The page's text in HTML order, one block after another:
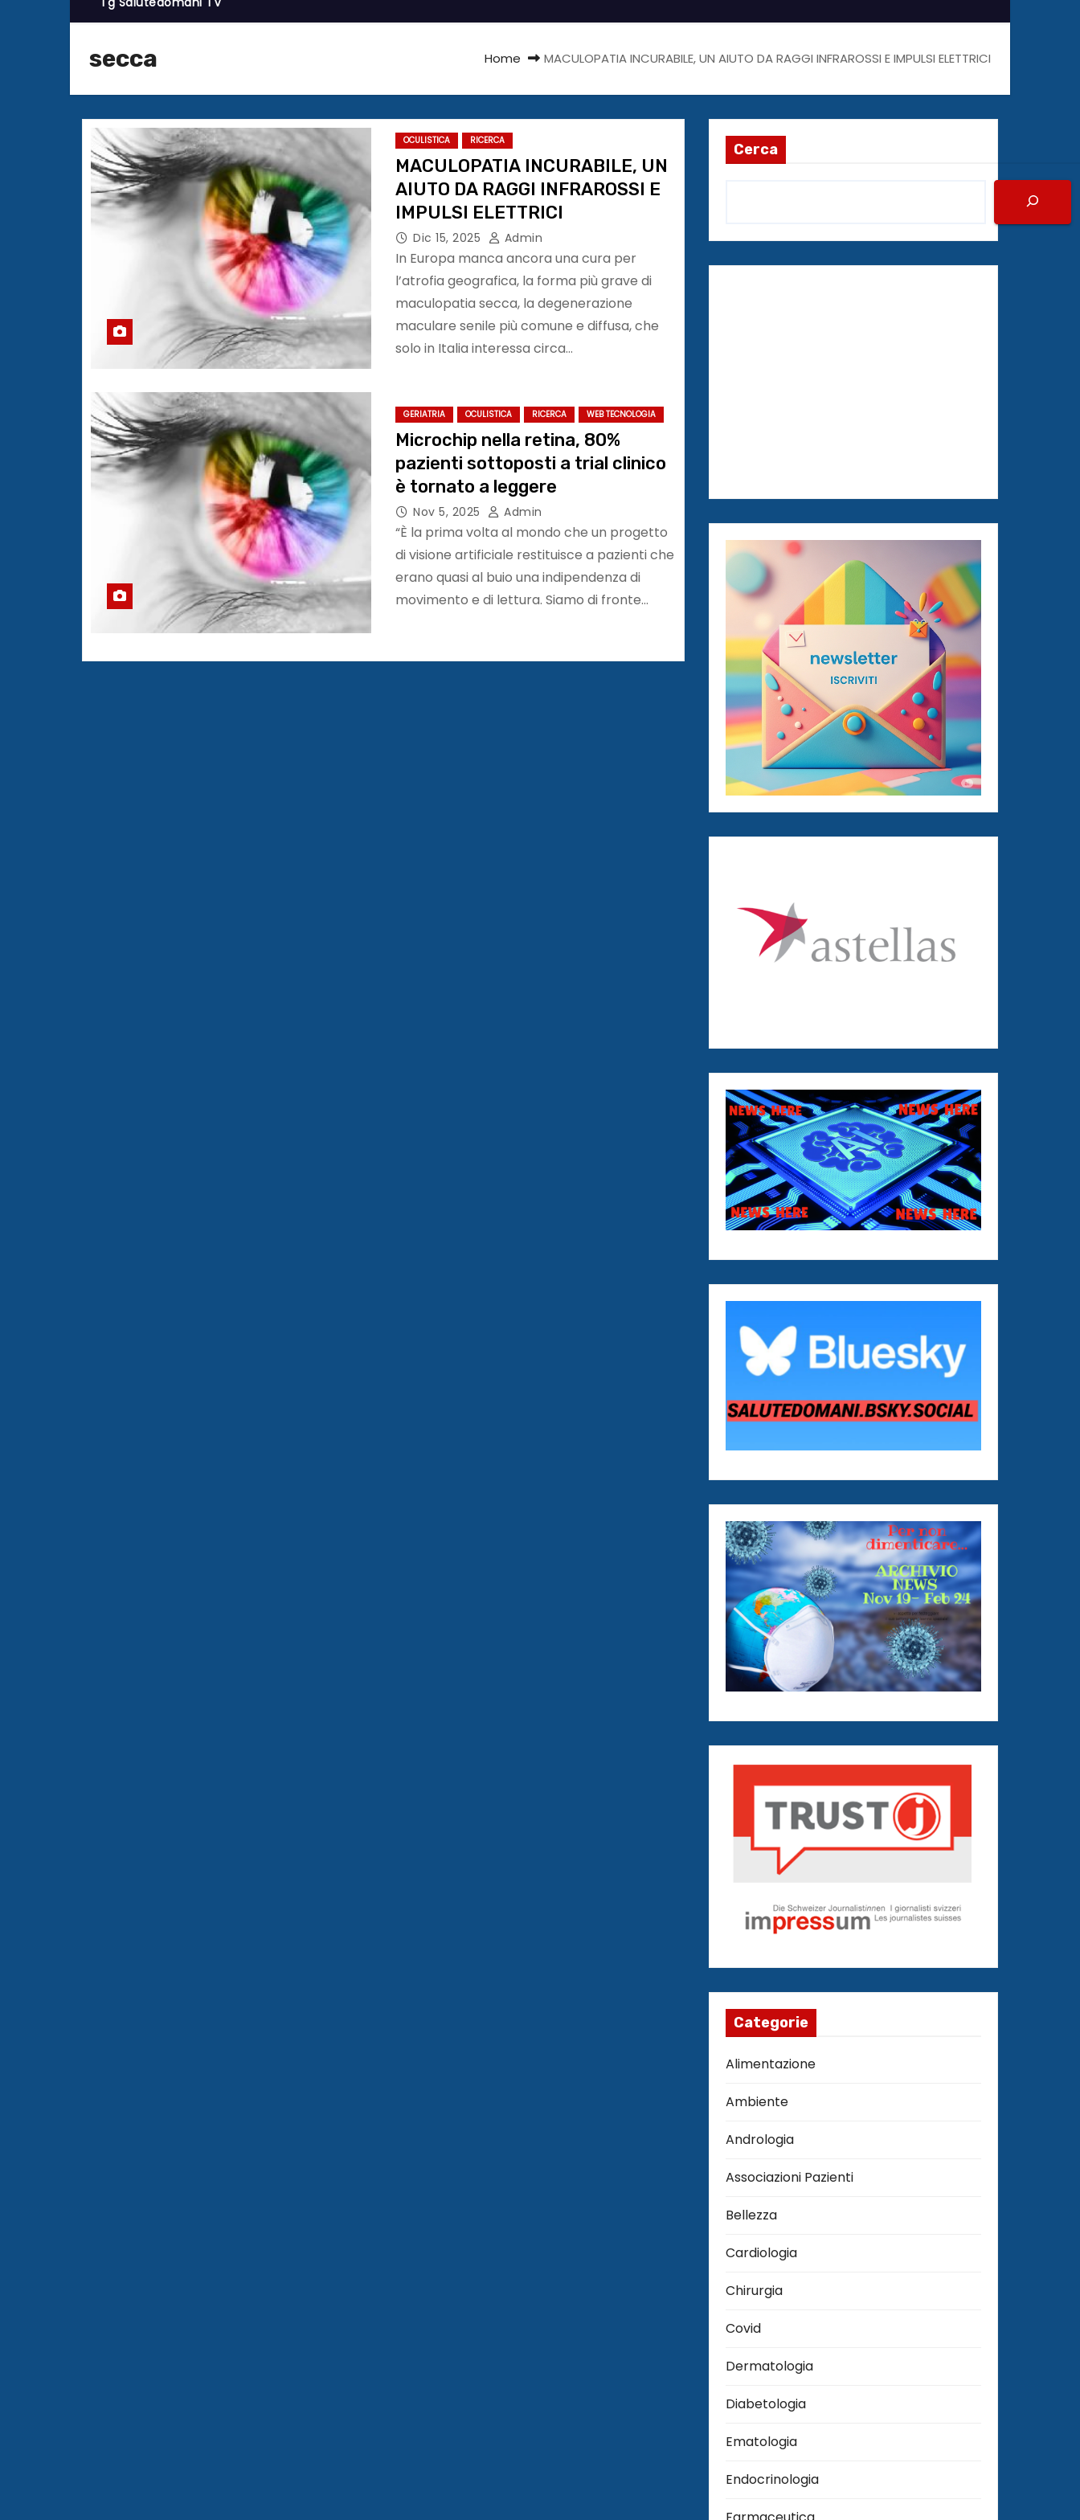
secca Home MACULOPATIA INCURABILE, UN AIUTO DA RAGGI INFRAROSSI E IMPULSI ELETTRICI
OCULISTICA RICERCA
MACULOPATIA INCURABILE, UN
AIUTO DA RAGGI INFRAROSSI E
IMPULSI ELETTRICI
Dic 15, 2025 Admin
In Europa manca ancora una cura per
l’atrofia geografica, la forma più grave di
maculopatia secca, la degenerazione
maculare senile più comune e diffusa, che
solo in Italia interessa circa…
GERIATRIA OCULISTICA RICERCA WEB TECNOLOGIA
Microchip nella retina, 80%
pazienti sottoposti a trial clinico
è tornato a leggere
Nov 5, 2025 Admin
“È la prima volta al mondo che un progetto
di visione artificiale restituisce a pazienti che
erano quasi al buio una indipendenza di
movimento e di lettura. Siamo di fronte…
Cerca
Categorie
Alimentazione
Ambiente
Andrologia
Associazioni Pazienti
Bellezza
Cardiologia
Chirurgia
Covid
Dermatologia
Diabetologia
Ematologia
Endocrinologia